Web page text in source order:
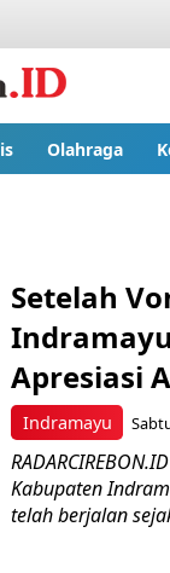
Olahraga
Indramayu
Setelah
Apresiasi
Kabupaten
telah berjalan